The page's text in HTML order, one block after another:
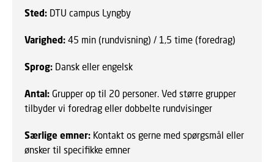
Sted: DTU campus Lyngby
Varighed: 45 min (rundvisning) / 1,5 time (foredrag)
Sprog: Dansk eller engelsk
Antal: Grupper op til 20 personer. Ved større grupper
tilbyder vi foredrag eller dobbelte rundvisinger
Særlige emner: Kontakt os gerne med spørgsmål eller
ønsker til specifikke emner